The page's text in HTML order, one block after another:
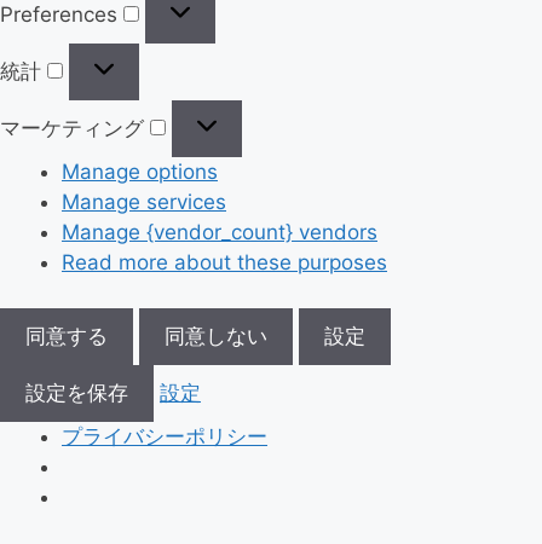
Preferences
統計
マーケティング
Manage options
Manage services
Manage {vendor_count} vendors
Read more about these purposes
同意する 同意しない 設定
設定を保存
設定
プライバシーポリシー